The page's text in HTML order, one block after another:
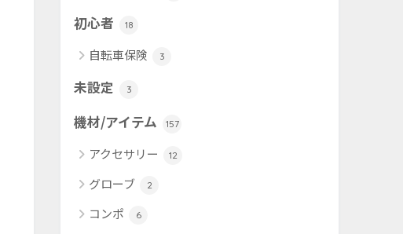
初心者 18
自転車保険 3
未設定 3
機材/アイテム 157
アクセサリー 12
グローブ 2
コンポ 6